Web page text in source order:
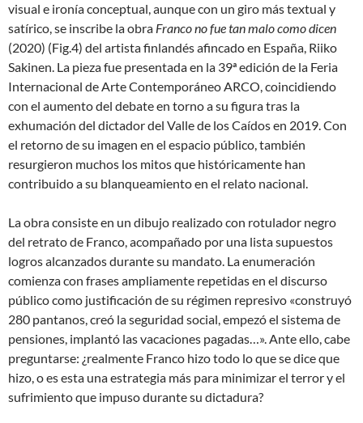
visual e ironía conceptual, aunque con un giro más textual y
satírico, se inscribe la obra Franco no fue tan malo como dicen
(2020) (Fig.4) del artista finlandés afincado en España, Riiko
Sakinen. La pieza fue presentada en la 39ª edición de la Feria
Internacional de Arte Contemporáneo ARCO, coincidiendo
con el aumento del debate en torno a su figura tras la
exhumación del dictador del Valle de los Caídos en 2019. Con
el retorno de su imagen en el espacio público, también
resurgieron muchos los mitos que históricamente han
contribuido a su blanqueamiento en el relato nacional.
La obra consiste en un dibujo realizado con rotulador negro
del retrato de Franco, acompañado por una lista supuestos
logros alcanzados durante su mandato. La enumeración
comienza con frases ampliamente repetidas en el discurso
público como justificación de su régimen represivo «construyó
280 pantanos, creó la seguridad social, empezó el sistema de
pensiones, implantó las vacaciones pagadas…». Ante ello, cabe
preguntarse: ¿realmente Franco hizo todo lo que se dice que
hizo, o es esta una estrategia más para minimizar el terror y el
sufrimiento que impuso durante su dictadura?